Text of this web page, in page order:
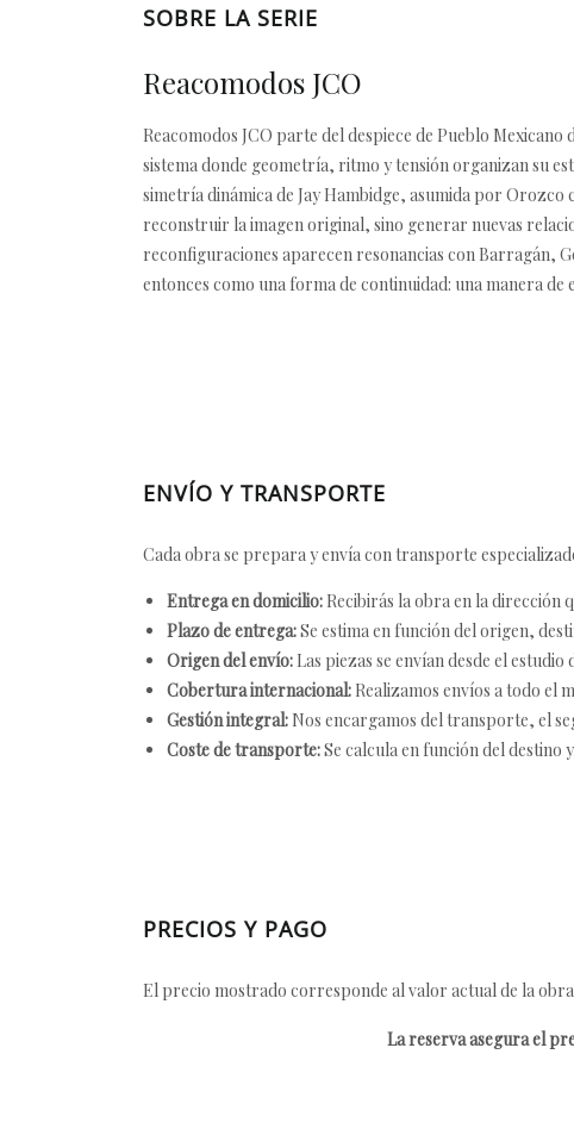
SOBRE LA SERIE
Reacomodos JCO
Reacomodos JCO parte del despiece de Pueblo
sistema donde geometría, ritmo y tensión organizan su
simetría dinámica de Jay Hambidge, asumida por
reconstruir la imagen original, sino generar nuevas
reconfiguraciones aparecen resonancias con Barragán,
entonces como una forma de continuidad: una manera
ENVÍO Y TRANSPORTE
Cada obra se prepara y envía con transporte
Entrega en domicilio: Recibirás la obra en la dirección
Plazo de entrega:Se estima en función del origen,
Origen del envío: Las piezas se envían desde el
Cobertura internacional: Realizamos envíos a todo el
Gestión integral: Nos encargamos del transporte, el
Coste de transporte:Se calcula en función del destino
PRECIOS Y PAGO
El precio mostrado corresponde al valor actual de la
La reserva asegura el